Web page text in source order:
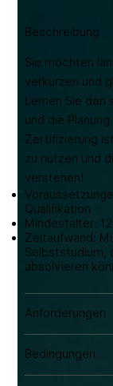
Beschreibung
Sie möchten
verkürzen und
Lernen Sie den
und die
Zertifizierung
zu nutzen und
verstehen!
Qualifikation
Mindestalter:
Zeitaufwand:
Selbststudium,
absolvieren
Anforderungen
Bedingungen